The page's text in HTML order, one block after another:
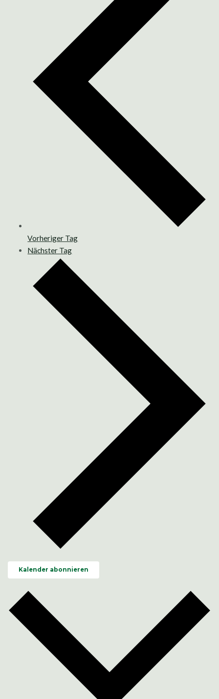
Vorheriger Tag
Nächster Tag
Kalender abonnieren